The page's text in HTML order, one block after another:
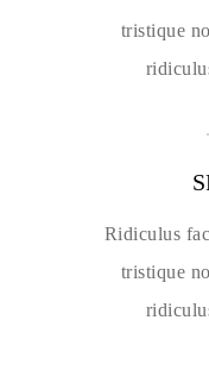
tristique
Ridiculus
tristique